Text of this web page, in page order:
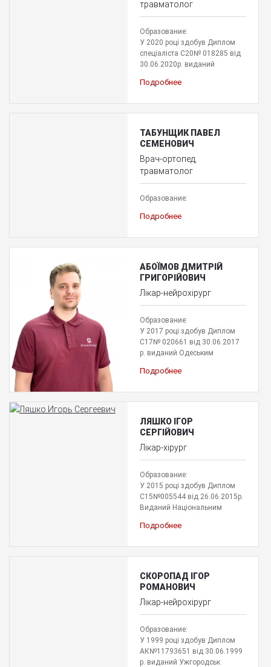
травматолог
Образование:
У 2020 році здобув Диплом
спеціаліста С20№ 018285 від
30.06.2020р. виданий
Подробнее
ТАБУНЩИК ПАВЕЛ
СЕМЕНОВИЧ
Врач-ортопед,
травматолог
Образование:
Подробнее
АБОЇМОВ ДМИТРІЙ
ГРИГОРІЙОВИЧ
Лікар-нейрохірург
Образование:
У 2017 році здобув Диплом
С17№ 020661 від 30.06.2017
р. виданий Одеським
Подробнее
ЛЯШКО ІГОР
СЕРГІЙОВИЧ
Лікар-хірург
Образование:
У 2015 році здобув Диплом
С15№005544 від 26.06.2015р.
Виданий Національним
Подробнее
СКОРОПАД ІГОР
РОМАНОВИЧ
Лікар-нейрохірург
Образование:
У 1999 році здобув Диплом
АК№11793651 від 30.06.1999
р. виданий Ужгородськ